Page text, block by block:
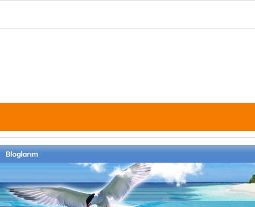
Bloglarım